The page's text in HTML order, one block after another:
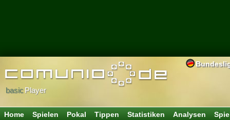
basicPlayer
Home Spielen Pokal Tippen Statistiken Analysen